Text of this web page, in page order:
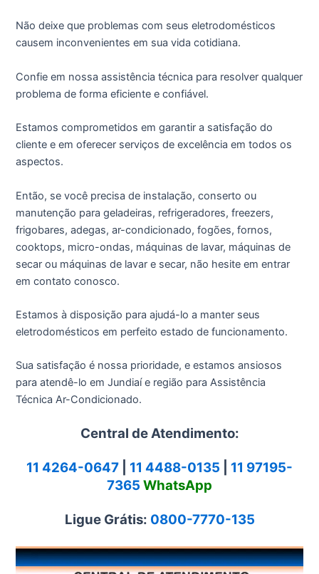
Não deixe que problemas com seus eletrodomésticos
causem inconvenientes em sua vida cotidiana.
Confie em nossa assistência técnica para resolver qualquer
problema de forma eficiente e confiável.
Estamos comprometidos em garantir a satisfação do
cliente e em oferecer serviços de excelência em todos os
aspectos.
Então, se você precisa de instalação, conserto ou
manutenção para geladeiras, refrigeradores, freezers,
frigobares, adegas, ar-condicionado, fogões, fornos,
cooktops, micro-ondas, máquinas de lavar, máquinas de
secar ou máquinas de lavar e secar, não hesite em entrar
em contato conosco.
Estamos à disposição para ajudá-lo a manter seus
eletrodomésticos em perfeito estado de funcionamento.
Sua satisfação é nossa prioridade, e estamos ansiosos
para atendê-lo em Jundiaí e região para Assistência
Técnica Ar-Condicionado.
Central de Atendimento:
11 4264-0647 11 4488-0135
11 97195-
7365 WhatsApp
Ligue Grátis: 0800-7770-135